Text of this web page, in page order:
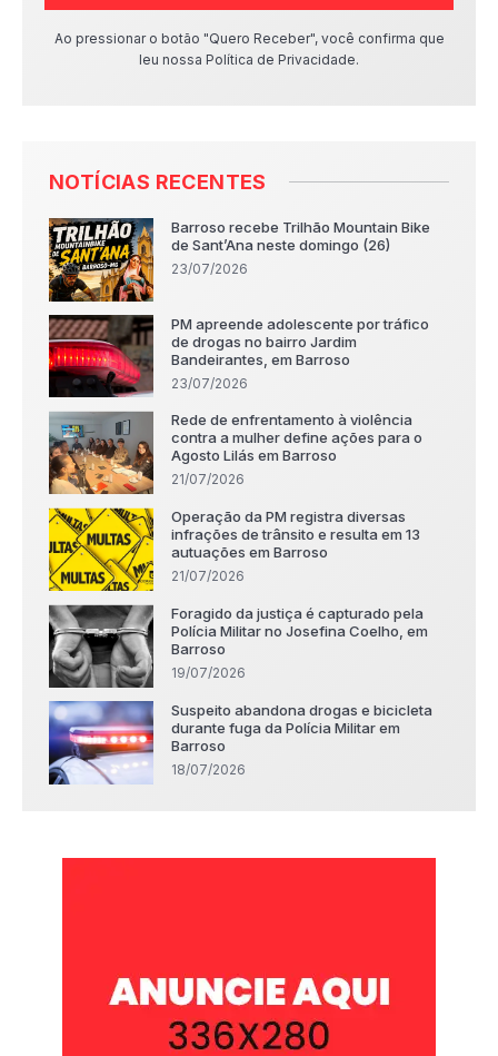
Ao pressionar o botão "Quero Receber", você confirma que
leu nossa Política de Privacidade.
NOTÍCIAS RECENTES
Barroso recebe Trilhão Mountain Bike
de Sant’Ana neste domingo (26)
23/07/2026
PM apreende adolescente por tráfico
de drogas no bairro Jardim
Bandeirantes, em Barroso
23/07/2026
Rede de enfrentamento à violência
contra a mulher define ações para o
Agosto Lilás em Barroso
21/07/2026
Operação da PM registra diversas
infrações de trânsito e resulta em 13
autuações em Barroso
21/07/2026
Foragido da justiça é capturado pela
Polícia Militar no Josefina Coelho, em
Barroso
19/07/2026
Suspeito abandona drogas e bicicleta
durante fuga da Polícia Militar em
Barroso
18/07/2026